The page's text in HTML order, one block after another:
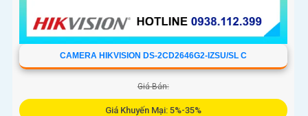
CAMERA HIKVISION DS-2CD2646G2-IZSU/SL C
Giá Bán:
Giá Khuyến Mại: 5%-35%